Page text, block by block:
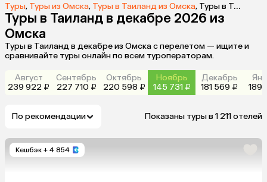
Туры, Туры из Омска, Туры в Таиланд из Омска, Туры в Таиланд в декабре 2026 из Омска
Туры в Таиланд в декабре 2026 из
Омска
Туры в Таиланд в декабре из Омска с перелетом — ищите и
сравнивайте туры онлайн по всем туроператорам.
Август
239 922 ₽
Сентябрь
227 710 ₽
Октябрь
220 598 ₽
Ноябрь
145 731 ₽
Декабрь
181 569 ₽
189
По рекомендации Показаны туры в 1 211 отелей
Кешбэк + 4 854